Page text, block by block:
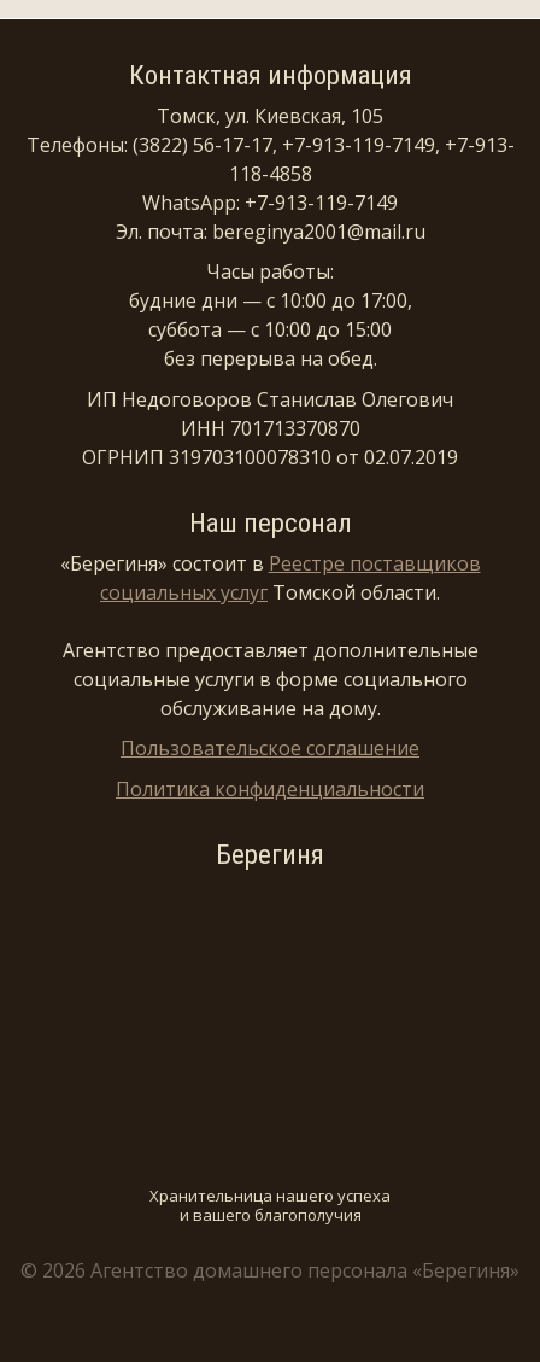
Контактная информация
Томск, ул. Киевская, 105
Телефоны: (3822) 56-17-17, +7-913-119-7149, +7-913-
118-4858
WhatsApp: +7-913-119-7149
Эл. почта: bereginya2001@mail.ru
Часы работы:
будние дни — с 10:00 до 17:00,
суббота — с 10:00 до 15:00
без перерыва на обед.
ИП Недоговоров Станислав Олегович
ИНН 701713370870
ОГРНИП 319703100078310 от 02.07.2019
Наш персонал
«Берегиня» состоит в Реестре поставщиков
социальных услуг Томской области.
Агентство предоставляет дополнительные
социальные услуги в форме социального
обслуживание на дому.
Пользовательское соглашение
Политика конфиденциальности
Берегиня
Хранительница нашего успеха
и вашего благополучия
© 2026 Агентство домашнего персонала «Берегиня»